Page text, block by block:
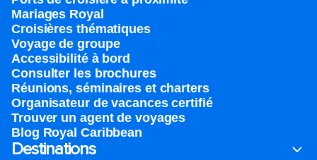
Mariages Royal
Croisières thématiques
Voyage de groupe​
Accessibilité à bord​
Consulter les brochures
Réunions, séminaires et charters
Organisateur de vacances certifié
Trouver un agent de voyages
Blog Royal Caribbean
Destinations